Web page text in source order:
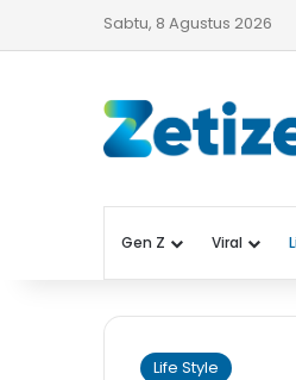
Sabtu, 8 Agustus 2026
Gen Z Viral
Life Style